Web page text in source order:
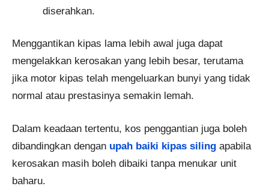
diserahkan.
Menggantikan kipas lama lebih awal juga dapat
mengelakkan kerosakan yang lebih besar, terutama
jika motor kipas telah mengeluarkan bunyi yang tidak
normal atau prestasinya semakin lemah.
Dalam keadaan tertentu, kos penggantian juga boleh
dibandingkan dengan upah baiki kipas siling apabila
kerosakan masih boleh dibaiki tanpa menukar unit
baharu.